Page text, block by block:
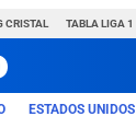
CRISTAL TABLA LIGA 1
ESTADOS UNIDOS